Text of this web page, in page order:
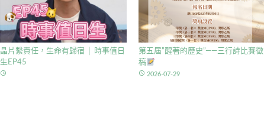
晶片繫責任，生命有歸宿 │ 時事值日
生EP45
access_time
第五屆”醒著的歷史”——三行詩比賽徵
稿
access_time 2026-07-29